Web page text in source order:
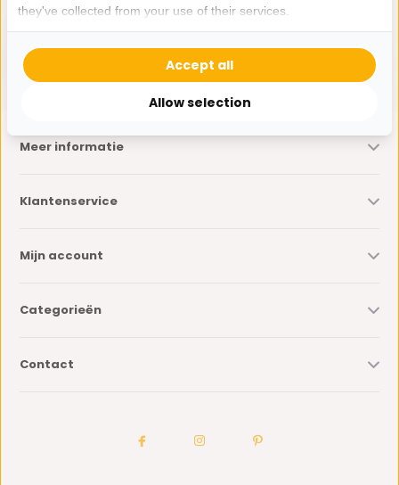
* Lees hier de wettelijke beperkingen
Meer informatie
Klantenservice
Mijn account
Categorieën
Contact
they've collected from your use of their services.
Allow selection
Accept all